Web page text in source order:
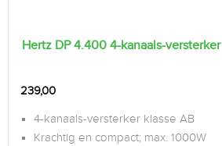
Hertz DP 4.400 4-kanaals-versterker
239,00
4-kanaals-versterker klasse AB
Krachtig en compact; max. 1000W